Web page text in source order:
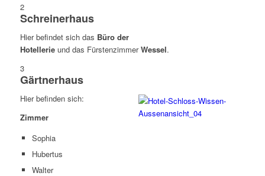
2
Schreinerhaus
Hier befindet sich das Büro der
Hotellerieund das FürstenzimmerWessel.
3
Gärtnerhaus
Hier befinden sich:
Zimmer
Sophia
Hubertus
Walter